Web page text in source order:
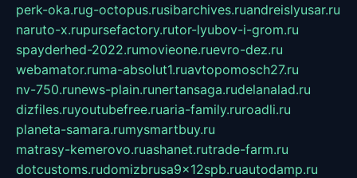
perk-oka.rug-octopus.rusibarchives.ruandreislyusar.ru
naruto-x.rupursefactory.rutor-lyubov-i-grom.ru
spayderhed-2022.rumovieone.ruevro-dez.ru
webamator.ruma-absolut1.ruavtopomosch27.ru
nv-750.runews-plain.runertansaga.rudelanalad.ru
dizfiles.ruyoutubefree.ruaria-family.ruroadli.ru
planeta-samara.rumysmartbuy.ru
matrasy-kemerovo.ruashanet.rutrade-farm.ru
dotcustoms.rudomizbrusa9x12spb.ruautodamp.ru